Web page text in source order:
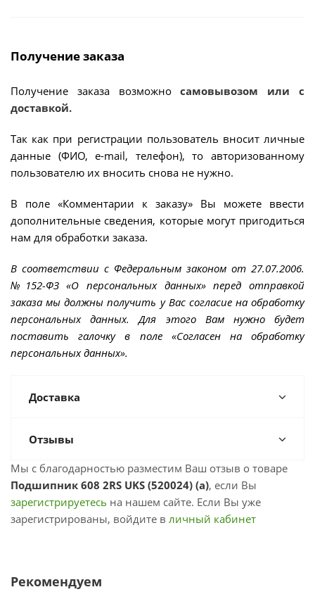
Получение заказа
Получение заказа возможносамовывозом или с
доставкой.
Так как при регистрации пользователь вносит личные
данные (ФИО, e-mail, телефон), то авторизованному
пользователю их вносить снова не нужно.
В поле «Комментарии к заказу» Вы можете ввести
дополнительные сведения, которые могут пригодиться
нам для обработки заказа.
В соответствии с Федеральным законом от 27.07.2006.
№152-ФЗ «О персональных данных» перед отправкой
заказа мы должны получить у Вас согласие на обработку
персональных данных. Для этого Вам нужно будет
поставить галочку в поле «Согласен на обработку
персональных данных».
Доставка
Отзывы
Мы с благодарностью разместим Ваш отзыв о товаре
Подшипник 608 2RS UKS (520024) (а), если Вы
зарегистрируетесь на нашем сайте. Если Вы уже
зарегистрированы, войдите в личный кабинет
Рекомендуем